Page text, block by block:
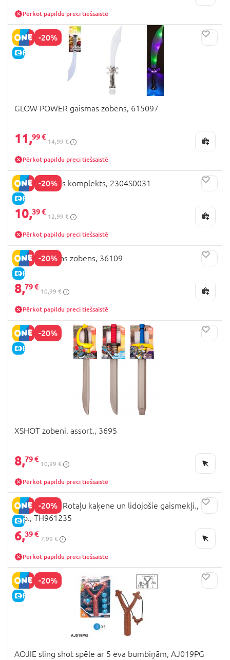
Pērkot papildu preci tiešsaistē
-20%
E-CENA
GLOW POWER gaismas zobens, 615097
11,99 €
14,99 €
Pērkot papildu preci tiešsaistē
-20%
E-CENA
Loka šaušanas komplekts, 2304S0031
10,39 €
12,99 €
Pērkot papildu preci tiešsaistē
-20%
E-CENA
ZURU Gaismas zobens, 36109
8,79 €
10,99 €
Pērkot papildu preci tiešsaistē
-20%
E-CENA
XSHOT zobeni, assort., 3695
8,79 €
10,99 €
Pērkot papildu preci tiešsaistē
-20%
E-CENA
TRENDHAUS Rotaļu kaķene un lidojošie gaismekļi., 3
gab., TH961235
6,39 €
7,99 €
Pērkot papildu preci tiešsaistē
-20%
E-CENA
AOJIE sling shot spēle ar 5 eva bumbiņām, AJ019PG